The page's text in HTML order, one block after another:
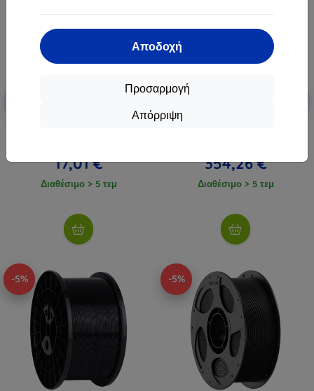
Αποδοχή
Προσαρμογή
Απόρριψη
17,01 €
Διαθέσιμο > 5 τεμ
354,26 €
Διαθέσιμο > 5 τεμ
-5% -5%